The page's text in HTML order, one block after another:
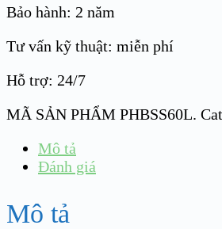
Bảo hành: 2 năm
Tư vấn kỹ thuật: miễn phí
Hỗ trợ: 24/7
MÃ SẢN PHẨM PHBSS60L.
Mô tả
Đánh giá
Mô tả